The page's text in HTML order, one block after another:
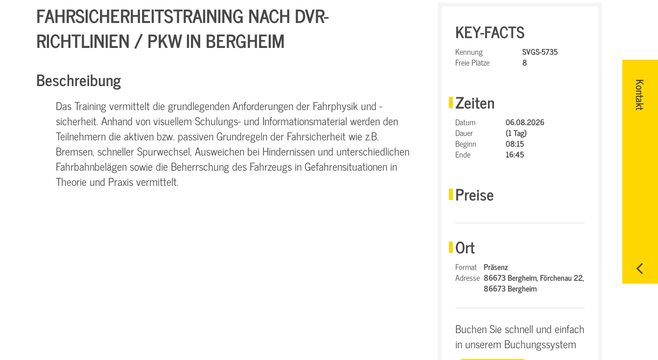
Kontakt
FAHRSICHERHEITSTRAINING NACH DVR-
RICHTLINIEN / PKW IN BERGHEIM
Beschreibung
Das Training vermittelt die grundlegenden Anforderungen der Fahrphysik und -
sicherheit. Anhand von visuellem Schulungs- und Informationsmaterial werden den
Teilnehmern die aktiven bzw. passiven Grundregeln der Fahrsicherheit wie z.B.
Bremsen, schneller Spurwechsel, Ausweichen bei Hindernissen und unterschiedlichen
Fahrbahnbelägen sowie die Beherrschung des Fahrzeugs in Gefahrensituationen in
Theorie und Praxis vermittelt.
KEY-FACTS
Kennung
SVGS-5735
Freie Plätze
8
Zeiten
Datum
06.08.2026
Dauer
(1 Tag)
Beginn
08:15
Ende
16:45
Preise
Ort
Format Präsenz
Adresse 86673 Bergheim,Förchenau 22,
86673 Bergheim
Buchen Sie schnell und einfach
in unserem Buchungssystem